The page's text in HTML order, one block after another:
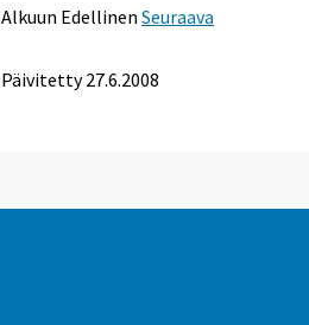
Alkuun Edellinen Seuraava
Päivitetty27.6.2008